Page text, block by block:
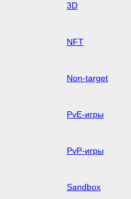
3D
NFT
Non-target
PvE-игры
PvP-игры
Sandbox